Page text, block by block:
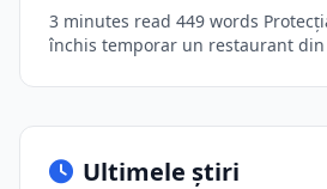
au ajuns la spital în județul
3 minutes read 449 words
închis temporar un restaurant
Ultimele știri